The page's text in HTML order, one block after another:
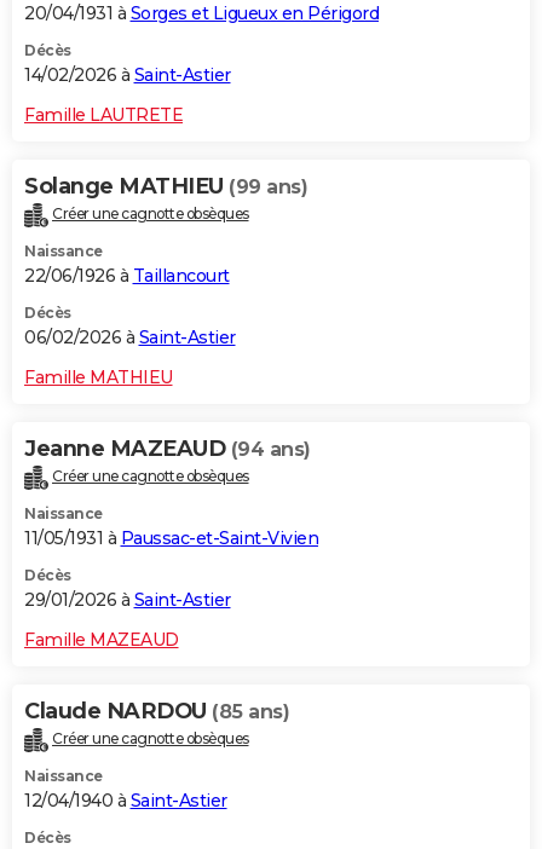
20/04/1931 à Sorges et Ligueux en Périgord
Décès
14/02/2026 à Saint-Astier
Famille LAUTRETE
Solange MATHIEU (99 ans)
Créer une cagnotte obsèques
Naissance
22/06/1926 à Taillancourt
Décès
06/02/2026 à Saint-Astier
Famille MATHIEU
Jeanne MAZEAUD (94 ans)
Créer une cagnotte obsèques
Naissance
11/05/1931 à Paussac-et-Saint-Vivien
Décès
29/01/2026 à Saint-Astier
Famille MAZEAUD
Claude NARDOU (85 ans)
Créer une cagnotte obsèques
Naissance
12/04/1940 à Saint-Astier
Décès